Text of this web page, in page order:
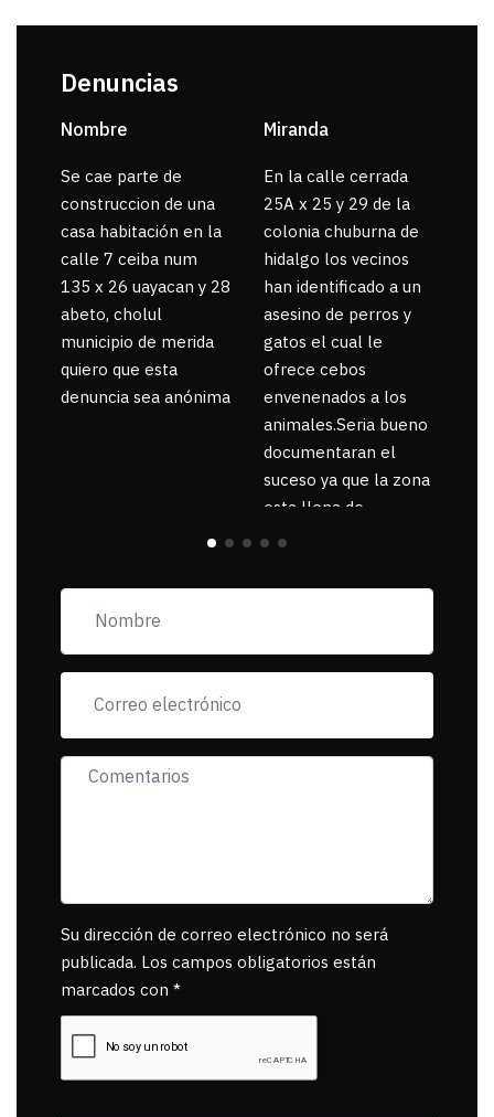
Denuncias
Nombre
Se cae parte de
construccion de una
casa habitación en la
calle 7 ceiba num
135 x 26 uayacan y 28
abeto, cholul
municipio de merida
quiero que esta
denuncia sea anónima
Miranda
En la calle cerrada
25A x 25 y 29 de la
colonia chuburna de
hidalgo los vecinos
han identificado a un
asesino de perros y
gatos el cual le
ofrece cebos
envenenados a los
animales.Seria bueno
documentaran el
suceso ya que la zona
esta llena de
pancartas de
exigiendo al asesino
muerta.
Su dirección de correo electrónico no será
publicada. Los campos obligatorios están
marcados con *